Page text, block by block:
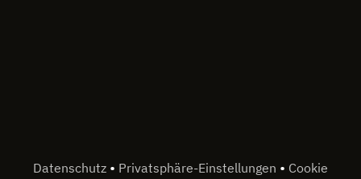
Datenschutz • Privatsphäre-Einstellungen • Cookie